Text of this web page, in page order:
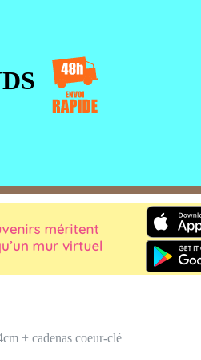
+ cadenas coeur-clé